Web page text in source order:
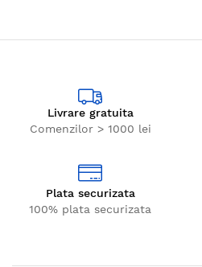
Livrare gratuita
Comenzilor > 1000 lei
Plata securizata
100% plata securizata